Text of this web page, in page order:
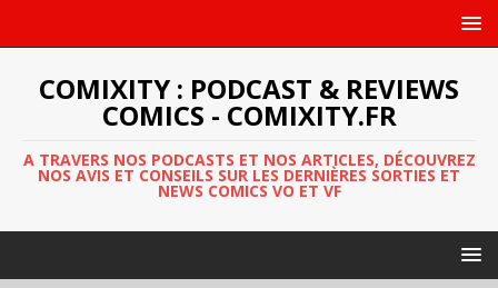
COMIXITY : PODCAST & REVIEWS
COMICS - COMIXITY.FR
A TRAVERS NOS PODCASTS ET NOS ARTICLES, DÉCOUVREZ
NOS AVIS ET CONSEILS SUR LES DERNIÈRES SORTIES ET
NEWS COMICS VO ET VF